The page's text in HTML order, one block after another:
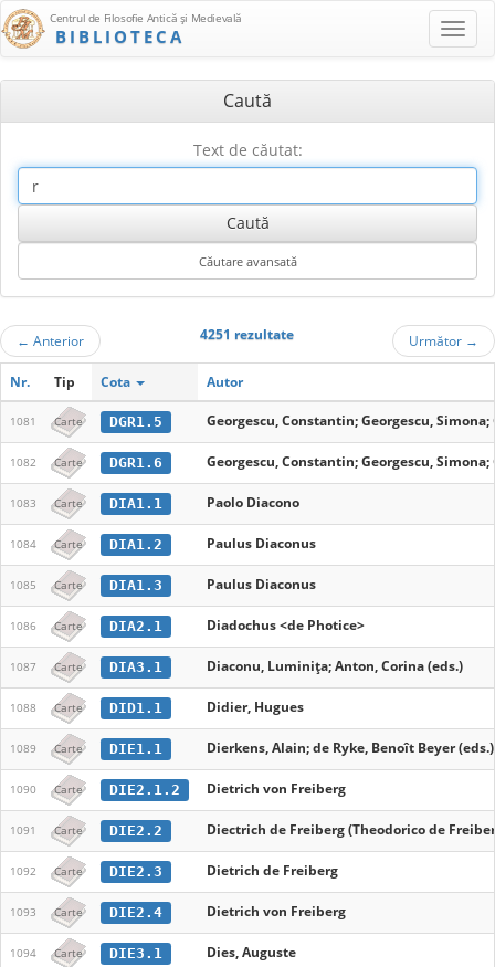
Centrul de Filosofie Antică şi Medievală
BIBLIOTECA
Caută
Text de căutat:
← Anterior 4251 rezultate Următor →
Nr. Tip Cota Autor
1081 Carte DGR1.5 Georgescu, Constantin; Georgescu, Simona;
1082 Carte DGR1.6 Georgescu, Constantin; Georgescu, Simona;
1083 Carte DIA1.1 Paolo Diacono
1084 Carte DIA1.2 Paulus Diaconus
1085 Carte DIA1.3 Paulus Diaconus
1086 Carte DIA2.1 Diadochus <de Photice>
1087 Carte DIA3.1 Diaconu, Luminița; Anton, Corina (eds.)
1088 Carte DID1.1 Didier, Hugues
1089 Carte DIE1.1 Dierkens, Alain; de Ryke, Benoît Beyer (eds.)
1090 Carte DIE2.1.2 Dietrich von Freiberg
1091 Carte DIE2.2 Diectrich de Freiberg (Theodorico de
1092 Carte DIE2.3 Dietrich de Freiberg
1093 Carte DIE2.4 Dietrich von Freiberg
1094 Carte DIE3.1 Dies, Auguste